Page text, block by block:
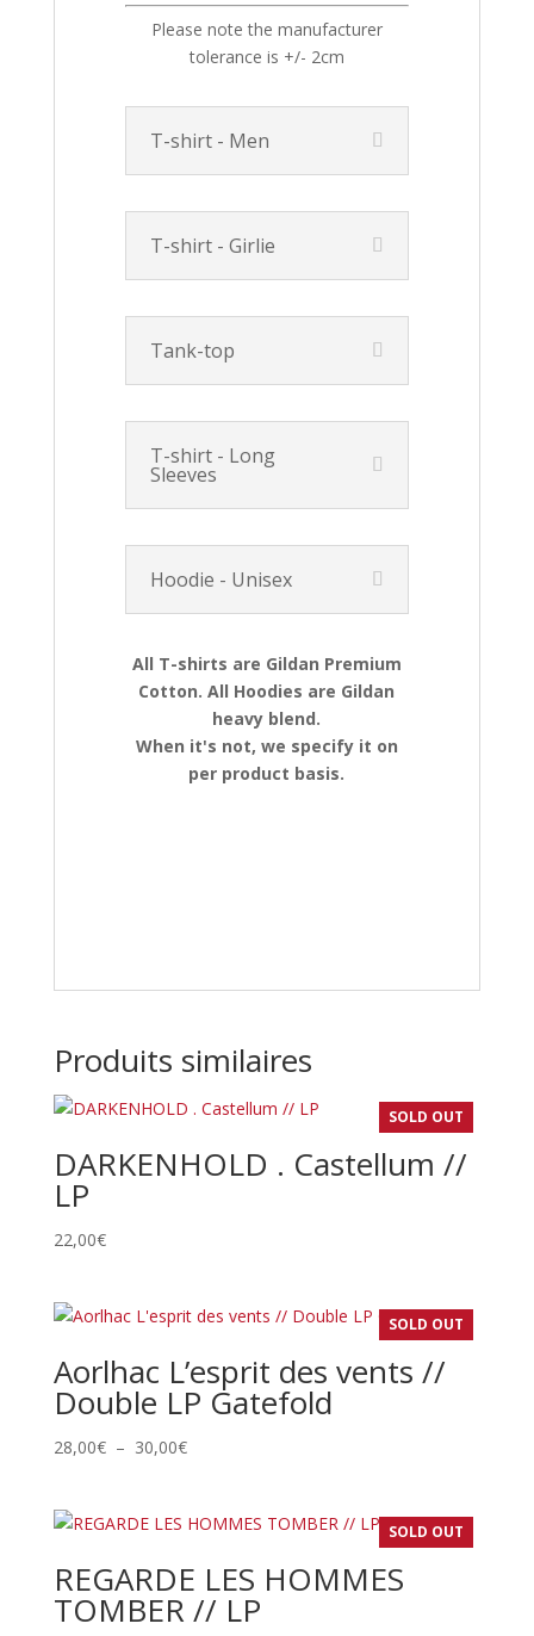
Please note the manufacturer
tolerance is +/- 2cm
T-shirt - Men
T-shirt - Girlie
Tank-top
T-shirt - Long
Sleeves
Hoodie - Unisex
All T-shirts are Gildan Premium
Cotton. All Hoodies are Gildan
heavy blend.
When it's not, we specify it on
per product basis.
Produits similaires
SOLD OUT
DARKENHOLD . Castellum //
LP
22,00€
SOLD OUT
Aorlhac L’esprit des vents //
Double LP Gatefold
28,00€ – 30,00€Plage
28,00€
30,00€
SOLD OUT
REGARDE LES HOMMES
TOMBER // LP